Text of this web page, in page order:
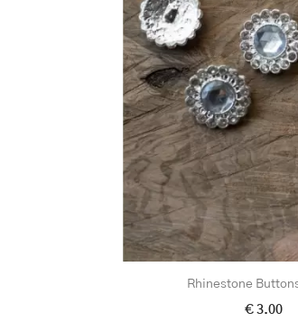
Rhinestone
€ 3.00